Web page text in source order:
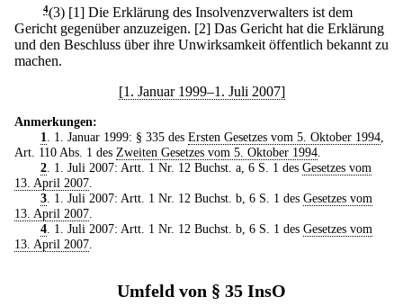
4(3) [1] Die Erklärung des Insolvenzverwalters ist dem
Gericht gegenüber anzuzeigen. [2] Das Gericht hat die Erklärung
und den Beschluss über ihre Unwirksamkeit öffentlich bekannt zu
machen.
[1. Januar 1999–1. Juli 2007]
Anmerkungen:
1
. 1. Januar 1999: § 335 des Ersten Gesetzes vom 5. Oktober 1994,
Art. 110 Abs. 1 des Zweiten Gesetzes vom 5. Oktober 1994
2. 1. Juli 2007: Artt. 1 Nr. 12 Buchst. a, 6 S. 1 des Gesetzes vom
13. April 2007
3. 1. Juli 2007: Artt. 1 Nr. 12 Buchst. b, 6 S. 1 des Gesetzes vom
13. April 2007
4. 1. Juli 2007: Artt. 1 Nr. 12 Buchst. b, 6 S. 1 des Gesetzes vom
13. April 2007
Umfeld von § 35 InsO